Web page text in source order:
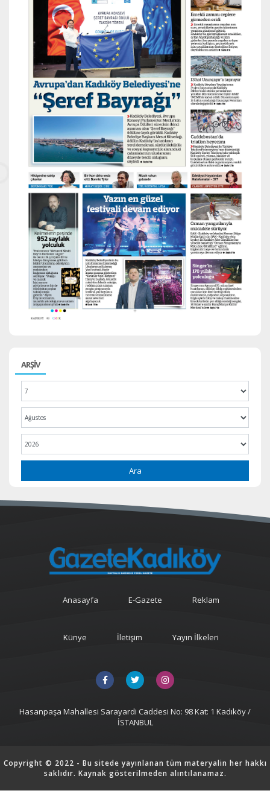
ARŞİV
Ara
Anasayfa E-Gazete Reklam
Künye İletişim Yayın İlkeleri
Hasanpaşa Mahallesi Sarayardi Caddesi No: 98 Kat: 1 Kadıköy /
İSTANBUL
Copyright © 2022 - Bu sitede yayınlanan tüm materyalin her hakkı
saklıdır. Kaynak gösterilmeden alıntılanamaz.